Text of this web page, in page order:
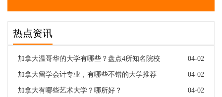
热点资讯
加拿大温哥华的大学有哪些？盘点4所知名院校 04-02
加拿大留学会计专业，有哪些不错的大学推荐 04-02
加拿大有哪些艺术大学？哪所好？ 04-02